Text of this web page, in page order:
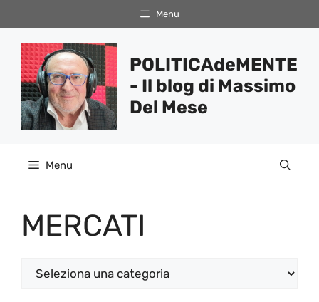
al
contenuto
Menu
POLITICAdeMENTE
- Il blog di Massimo
Del Mese
Menu
MERCATI
Categorie